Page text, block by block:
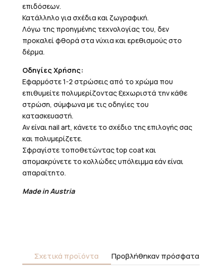
επιδόσεων.
Κατάλληλο για σχέδια και ζωγραφική.
Λόγω της προηγμένης τεχνολογίας του, δεν
προκαλεί φθορά στα νύχια και ερεθισμούς στο
δέρμα.
Οδηγίες Χρήσης:
Εφαρμόστε 1-2 στρώσεις από το χρώμα που
επιθυμείτε πολυμερίζοντας ξεχωριστά την κάθε
στρώση, σύμφωνα με τις οδηγίες του
κατασκευαστή.
Αν είναι nail art, κάνετε το σχέδιο της επιλογής σας
και πολυμερίζετε.
Σφραγίστε τοποθετώντας top coat και
απομακρύνετε το κολλώδες υπόλειμμα εάν είναι
απαραίτητο.
Made in Austria
Σχετικά προϊόντα Προβλήθηκαν πρόσφατα